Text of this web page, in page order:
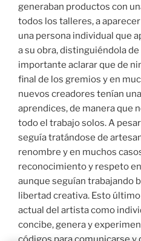
generaban productos con
todos los talleres, a
una persona individual que
a su obra, distinguiéndola
importante aclarar que de
final de los gremios y en
nuevos creadores tenían
aprendices, de manera que
todo el trabajo solos. A
seguía tratándose de
renombre y en muchos
reconocimiento y respeto
aunque seguían trabajando
libertad creativa. Esto
actual del artista como
concibe, genera y